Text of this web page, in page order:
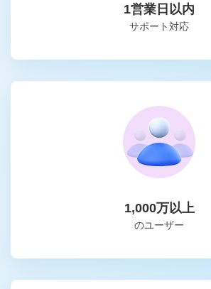
1営業日以内
サポート対応
1,000万以上
のユーザー